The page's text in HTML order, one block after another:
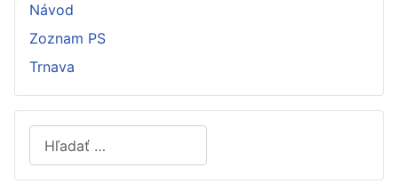
Návod
Zoznam PS
Trnava
Hľadať
Type 2 or more characters for results.